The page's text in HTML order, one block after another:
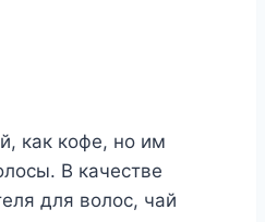
как кофе, но им
В качестве
для волос, чай